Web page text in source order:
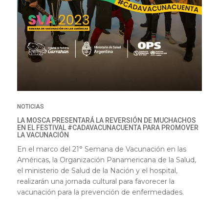
NOTICIAS
LA MOSCA PRESENTARÁ LA REVERSIÓN DE MUCHACHOS
EN EL FESTIVAL #CADAVACUNACUENTA PARA PROMOVER
LA VACUNACIÓN
En el marco del 21° Semana de Vacunación en las
Américas, la Organización Panamericana de la Salud,
el ministerio de Salud de la Nación y el hospital,
realizarán una jornada cultural para favorecer la
vacunación para la prevención de enfermedades.